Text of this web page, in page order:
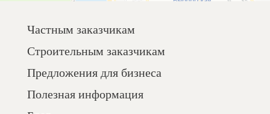
Частным заказчикам
Строительным заказчикам
Предложения для бизнеса
Полезная информация